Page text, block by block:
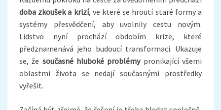
doba zkoušek a krizí, ve které se hroutí staré formy a
systémy přesvědčení, aby uvolnily cestu novým.
Lidstvo nyní prochází obdobím krize, které
předznamenává jeho budoucí transformaci. Ukazuje
se, že současné hluboké problémy pronikající všemi
oblastmi života se nedají současnými prostředky
vyřešit.